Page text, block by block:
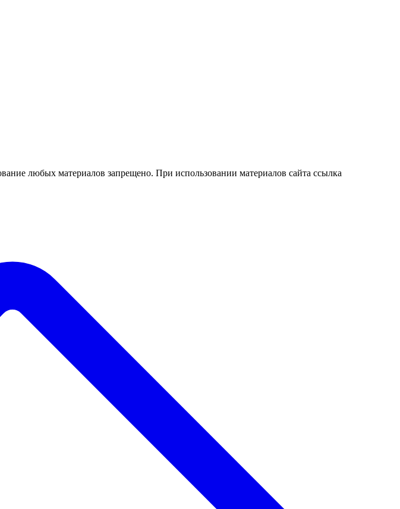
любых материалов запрещено. При использовании материалов сайта ссылка